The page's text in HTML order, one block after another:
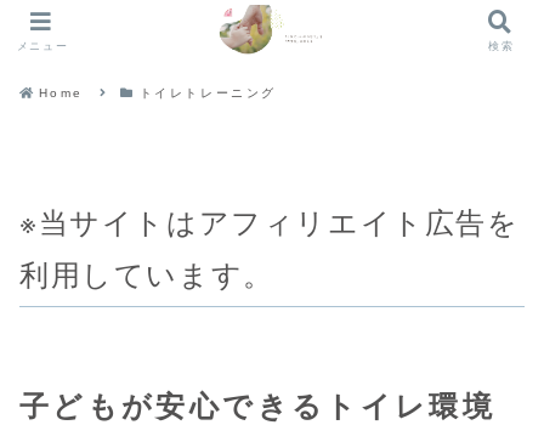
Home トイレトレーニング
子どもが安心できるトイレ環境
※当サイトはアフィリエイト広告を
利用しています。
メニュー 検索